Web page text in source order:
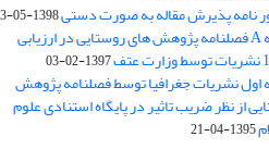
نامه پذیرش مقاله به صورت دستی1398-05-23
کسب رتبه A فصلنامه پژوهش های روستایی در ارزیابی
1397-02-03
نشریات جغرافیا توسط فصلنامه پژوهش
از نظر ضریب تاثیر در پایگاه استنادی علوم
1395-04-21